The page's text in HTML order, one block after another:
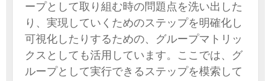
ープとして取り組む時の問題点を洗い出した
り、実現していくためのステップを明確化し
可視化したりするための、グループマトリッ
クスとしても活用しています。ここでは、グ
ループとして実行できるステップを模索して